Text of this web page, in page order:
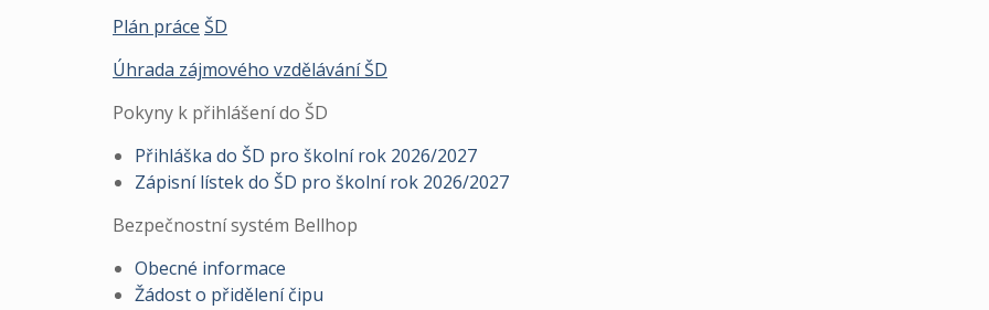
Plán práce ŠD
Úhrada zájmového vzdělávání ŠD
Pokyny k přihlášení do ŠD
Přihláška do ŠD pro školní rok 2026/2027
Zápisní lístek do ŠD pro školní rok 2026/2027
Bezpečnostní systém Bellhop
Obecné informace
Žádost o přidělení čipu